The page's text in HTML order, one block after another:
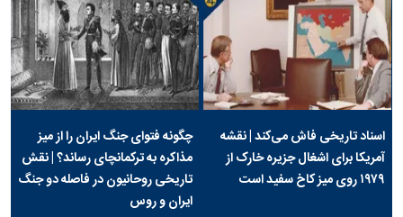
اسناد تاریخی فاش می‌کند | نقشه
آمریکا برای اشغال جزیره خارک از
۱۹۷۹ روی میز کاخ سفید است
چگونه فتوای جنگ ایران را از میز
مذاکره به ترکمانچای رساند؟ | نقش
تاریخی روحانیون در فاصله دو جنگ
ایران و روس